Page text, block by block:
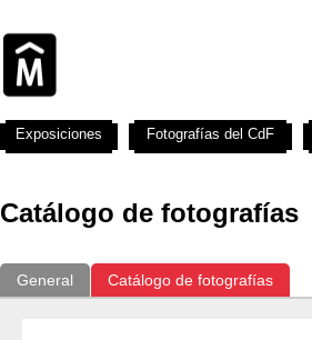
Catálogo de fotografías
General Catálogo de fotografías
Exposiciones Fotografías del CdF